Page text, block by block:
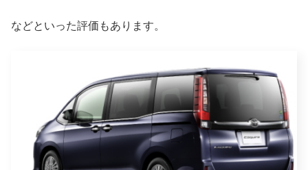
などといった評価もあります。